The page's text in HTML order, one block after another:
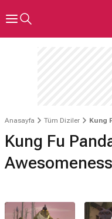
Anasayfa Tüm Diziler Kung
Kung Fu
Awesomeness